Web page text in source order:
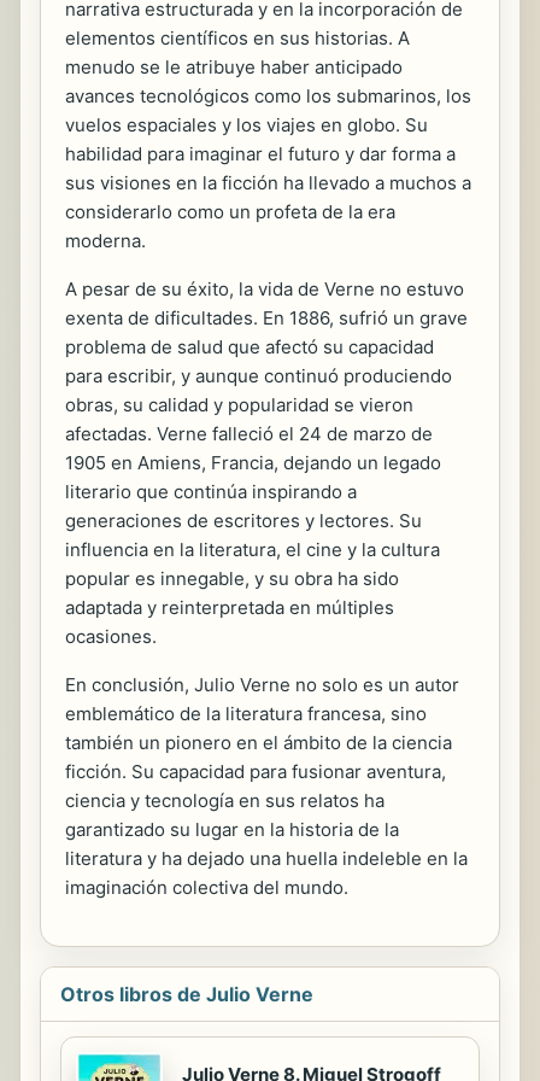
narrativa estructurada y en la incorporación de
elementos científicos en sus historias. A
menudo se le atribuye haber anticipado
avances tecnológicos como los submarinos, los
vuelos espaciales y los viajes en globo. Su
habilidad para imaginar el futuro y dar forma a
sus visiones en la ficción ha llevado a muchos a
considerarlo como un profeta de la era
moderna.
A pesar de su éxito, la vida de Verne no estuvo
exenta de dificultades. En 1886, sufrió un grave
problema de salud que afectó su capacidad
para escribir, y aunque continuó produciendo
obras, su calidad y popularidad se vieron
afectadas. Verne falleció el 24 de marzo de
1905 en Amiens, Francia, dejando un legado
literario que continúa inspirando a
generaciones de escritores y lectores. Su
influencia en la literatura, el cine y la cultura
popular es innegable, y su obra ha sido
adaptada y reinterpretada en múltiples
ocasiones.
En conclusión, Julio Verne no solo es un autor
emblemático de la literatura francesa, sino
también un pionero en el ámbito de la ciencia
ficción. Su capacidad para fusionar aventura,
ciencia y tecnología en sus relatos ha
garantizado su lugar en la historia de la
literatura y ha dejado una huella indeleble en la
imaginación colectiva del mundo.
Otros libros de Julio Verne
Julio Verne 8. Miguel Strogoff